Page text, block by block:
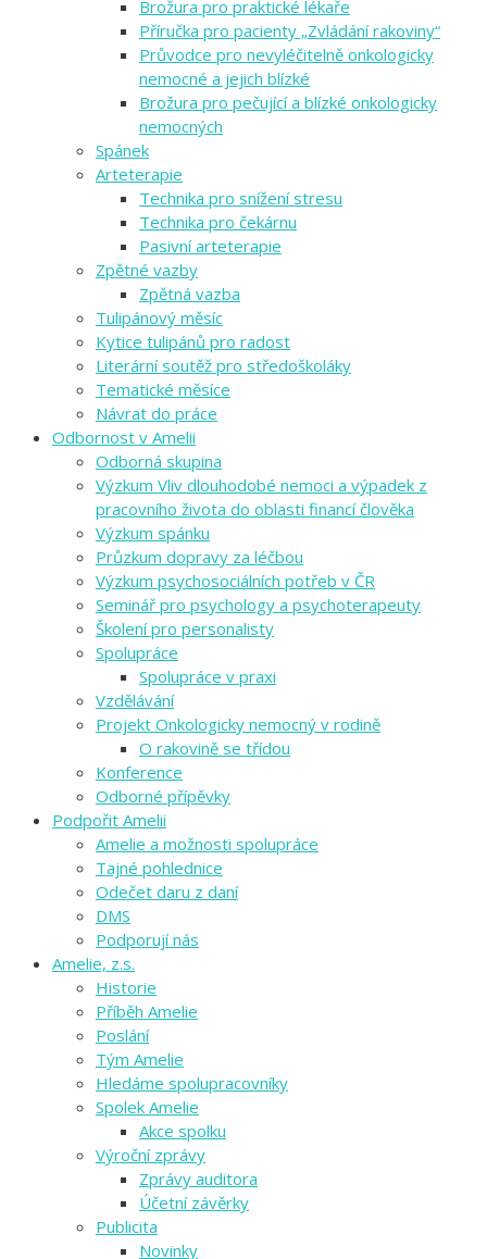
Brožura pro praktické lékaře
Příručka pro pacienty „Zvládání rakoviny“
Průvodce pro nevyléčitelně onkologicky
nemocné a jejich blízké
Brožura pro pečující a blízké onkologicky
nemocných
Spánek
Arteterapie
Technika pro snížení stresu
Technika pro čekárnu
Pasivní arteterapie
Zpětné vazby
Zpětná vazba
Tulipánový měsíc
Kytice tulipánů pro radost
Literární soutěž pro středoškoláky
Tematické měsíce
Návrat do práce
Odbornost v Amelii
Odborná skupina
Výzkum Vliv dlouhodobé nemoci a výpadek z
pracovního života do oblasti financí člověka
Výzkum spánku
Průzkum dopravy za léčbou
Výzkum psychosociálních potřeb v ČR
Seminář pro psychology a psychoterapeuty
Školení pro personalisty
Spolupráce
Spolupráce v praxi
Vzdělávání
Projekt Onkologicky nemocný v rodině
O rakovině se třídou
Konference
Odborné přípěvky
Podpořit Amelii
Amelie a možnosti spolupráce
Tajné pohlednice
Odečet daru z daní
DMS
Podporují nás
Amelie, z.s.
Historie
Příběh Amelie
Poslání
Tým Amelie
Hledáme spolupracovníky
Spolek Amelie
Akce spolku
Výroční zprávy
Zprávy auditora
Účetní závěrky
Publicita
Novinky